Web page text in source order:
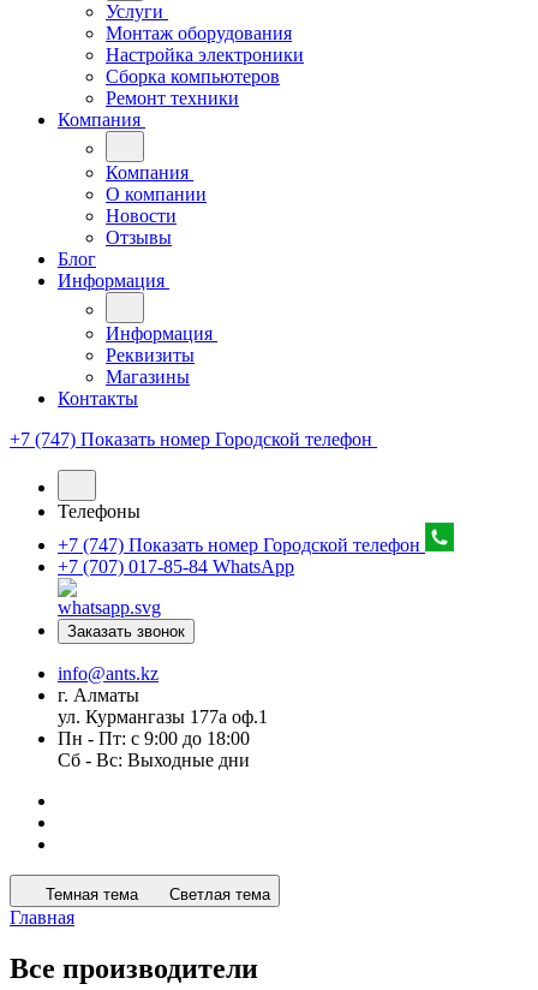
Услуги
Монтаж оборудования
Настройка электроники
Сборка компьютеров
Ремонт техники
Компания
Компания
О компании
Новости
Отзывы
Блог
Информация
Информация
Реквизиты
Магазины
Контакты
+7 (747) Показать номер Городской телефон
Телефоны
+7 (747) Показать номер Городской телефон
+7 (707) 017-85-84 WhatsApp
Заказать звонок
info@ants.kz
г. Алматы
ул. Курмангазы 177а оф.1
Пн - Пт: с 9:00 до 18:00
Сб - Вс: Выходные дни
Темная тема Светлая тема
Главная
Все производители